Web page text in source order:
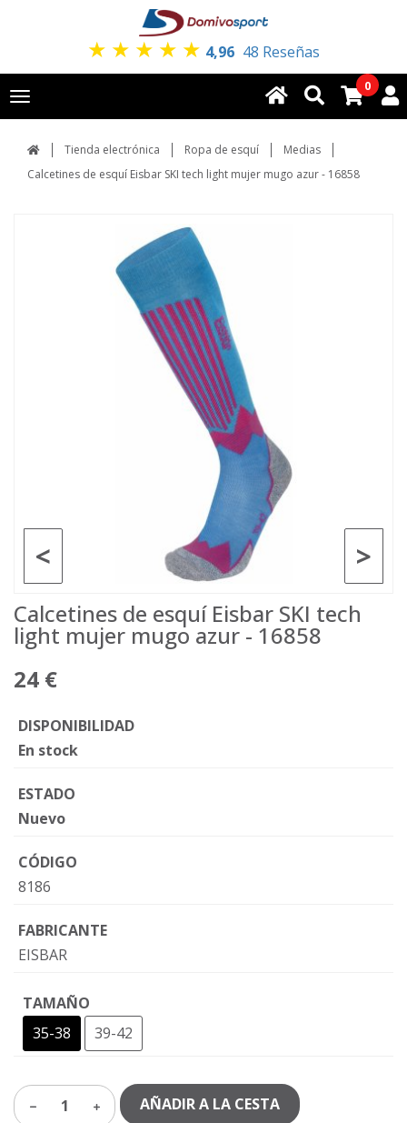
★ ★ ★ ★ ★ 4,96 48 Reseñas
Toggle
navigation
0
Tienda electrónica Ropa de esquí
Medias
Calcetines de esquí Eisbar SKI tech light mujer mugo azur - 16858
>
<
Calcetines de esquí Eisbar SKI tech
light mujer mugo azur - 16858
24 €
DISPONIBILIDAD
En stock
ESTADO
Nuevo
CÓDIGO
8186
FABRICANTE
EISBAR
TAMAÑO
35-38
39-42
1 AÑADIR A LA CESTA